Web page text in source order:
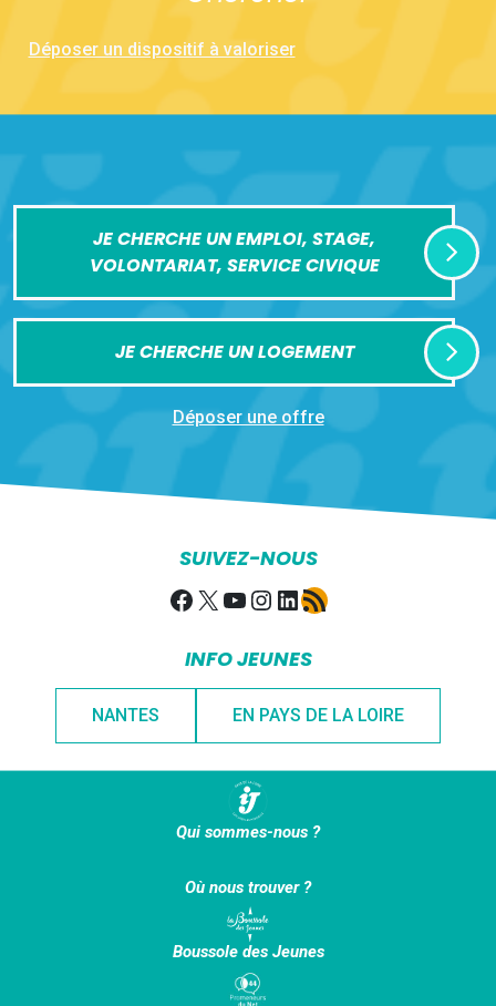
Déposer un dispositif à valoriser
JE CHERCHE UN EMPLOI, STAGE,
VOLONTARIAT, SERVICE CIVIQUE
JE CHERCHE UN LOGEMENT
Déposer une offre
SUIVEZ-NOUS
Facebook
X YouTube
Instagram
LinkedIn
Flux RSS
INFO JEUNES
NANTES EN PAYS DE LA LOIRE
Qui sommes-nous ?
Où nous trouver ?
Boussole des Jeunes